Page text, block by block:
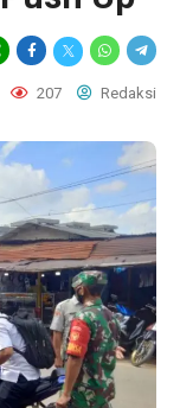
207 Redaksi